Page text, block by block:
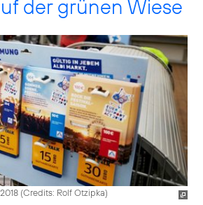
der grünen Wiese
(Credits: Rolf Otzipka)